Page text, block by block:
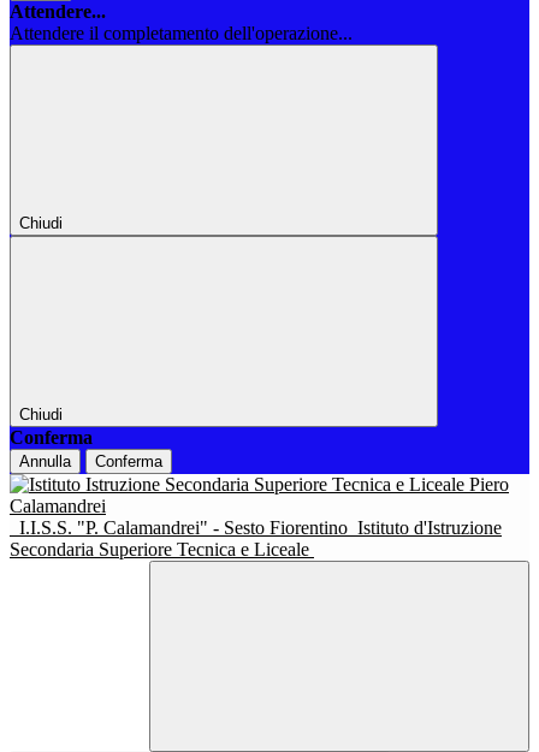
Attendere...
Attendere il completamento dell'operazione...
Chiudi
Chiudi
Conferma
Annulla Conferma
I.I.S.S. "P. Calamandrei" - Sesto Fiorentino Istituto d'Istruzione
Secondaria Superiore Tecnica e Liceale